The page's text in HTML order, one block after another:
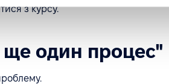
з курсу.
ще один процес"